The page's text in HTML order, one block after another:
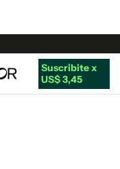
Suscribite x
US$ 3,45